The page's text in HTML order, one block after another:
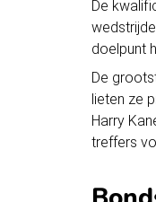
De
doelpunt
De
lieten ze
Harry
treffers